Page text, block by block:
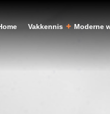
Vakkennis Moderne